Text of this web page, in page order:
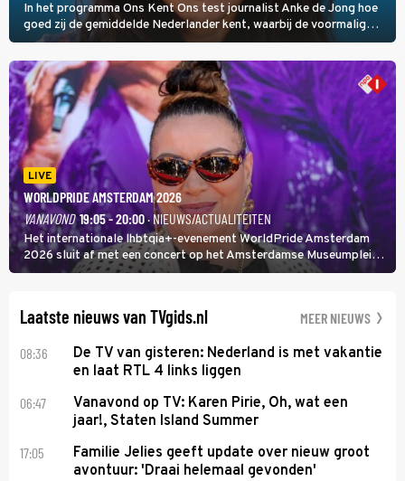
In het programma Ons Kent Ons test journalist Anke de Jong hoe
goed zij de gemiddelde Nederlander kent, waarbij de voormalig
hoofdredacteur van modebladen Glamour en Elle het samen met
rapper Keizer opneemt tegen Edson da Graça en Marc-Marie
Huijbregts.
LIVE
WORLDPRIDE AMSTERDAM 2026
VANAVOND 19:05 - 20:00· NIEUWS/ACTUALITEITEN
Het internationale lhbtqia+-evenement WorldPride Amsterdam
2026 sluit af met een concert op het Amsterdamse Museumplein.
Anita Doth is een van de optredende artiesten. In de jaren 90
Laatste nieuws van TVgids.nl MEER NIEUWS
08:36
De TV van gisteren: Nederland is met vakantie
en laat RTL 4 links liggen
06:47
Vanavond op TV: Karen Pirie, Oh, wat een
jaar!, Staten Island Summer
17:05
Familie Jelies geeft update over nieuw groot
avontuur: 'Draai helemaal gevonden'